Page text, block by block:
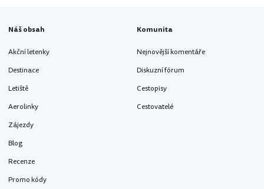
Náš obsah
Akční letenky
Destinace
Letiště
Aerolinky
Zájezdy
Blog
Recenze
Promo kódy
Komunita
Nejnovější komentáře
Diskuzní fórum
Cestopisy
Cestovatelé